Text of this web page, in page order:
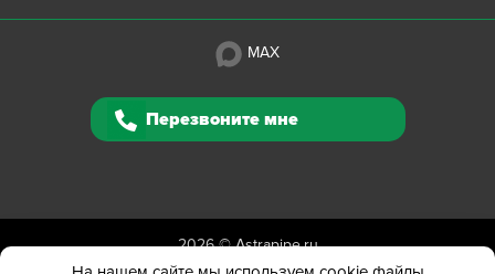
MAX
Перезвоните мне
2026 ©Astrapipe.ru
Полная версия сайта